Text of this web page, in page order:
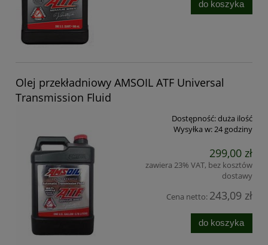
do koszyka
Olej przekładniowy AMSOIL ATF Universal
Transmission Fluid
Dostępność:duża ilość
Wysyłka w:24 godziny
299,00 zł
zawiera 23% VAT, bez kosztów
dostawy
Cena netto: 243,09 zł
do koszyka